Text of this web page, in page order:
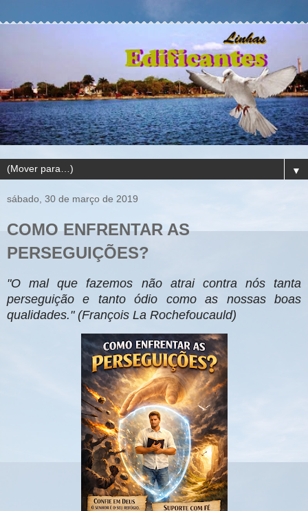
▼
sábado, 30 de março de 2019
COMO ENFRENTAR AS
PERSEGUIÇÕES?
"O mal que fazemos não atrai contra nós tanta
perseguição e tanto ódio como as nossas boas
qualidades." (François La Rochefoucauld)